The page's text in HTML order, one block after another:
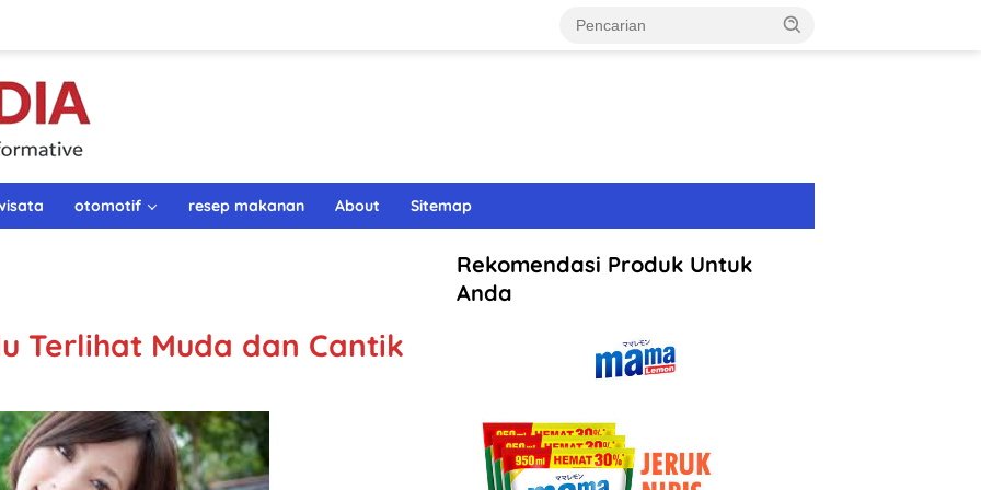
otomotif resep makanan About Sitemap
Terlihat Muda dan Cantik
Rekomendasi Produk Untuk
Anda